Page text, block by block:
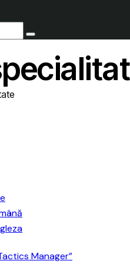
Manager”